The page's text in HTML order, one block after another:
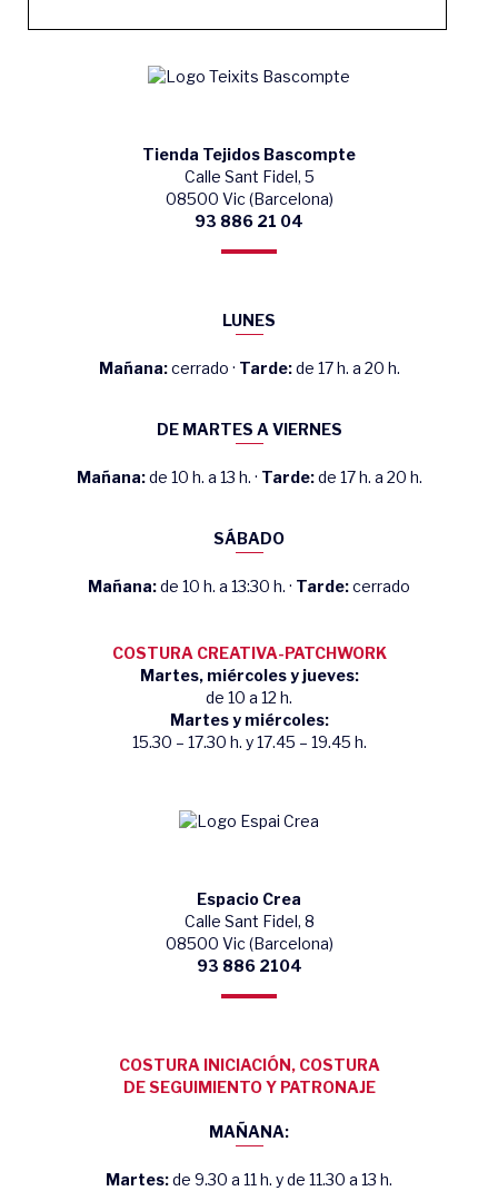
Tienda Tejidos Bascompte
Calle Sant Fidel, 5
08500 Vic (Barcelona)
93 886 21 04
LUNES
Mañana:cerrado · Tarde:de 17 h. a 20 h.
DE MARTES A VIERNES
Mañana:de 10 h. a 13 h. · Tarde:de 17 h. a 20 h.
SÁBADO
Mañana:de 10 h. a 13:30 h. · Tarde:cerrado
COSTURA CREATIVA-PATCHWORK
Martes, miércoles y jueves:
de 10 a 12 h.
Martes y miércoles:
15.30 – 17.30 h. y 17.45 – 19.45 h.
Espacio Crea
Calle Sant Fidel, 8
08500 Vic (Barcelona)
93 886 2104
COSTURA INICIACIÓN, COSTURA
DE SEGUIMIENTO Y PATRONAJE
MAÑANA:
Martes:de 9.30 a 11 h. y de 11.30 a 13 h.